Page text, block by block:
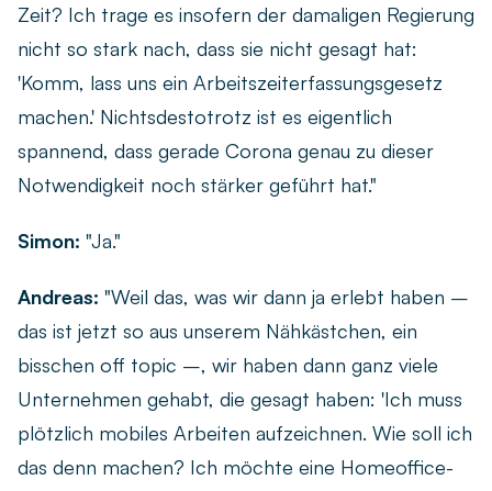
Zeit? Ich trage es insofern der damaligen Regierung
nicht so stark nach, dass sie nicht gesagt hat:
'Komm, lass uns ein Arbeitszeiterfassungsgesetz
machen.' Nichtsdestotrotz ist es eigentlich
spannend, dass gerade Corona genau zu dieser
Notwendigkeit noch stärker geführt hat."
Simon: "Ja."
Andreas: "Weil das, was wir dann ja erlebt haben –
das ist jetzt so aus unserem Nähkästchen, ein
bisschen off topic –, wir haben dann ganz viele
Unternehmen gehabt, die gesagt haben: 'Ich muss
plötzlich mobiles Arbeiten aufzeichnen. Wie soll ich
das denn machen? Ich möchte eine Homeoffice-